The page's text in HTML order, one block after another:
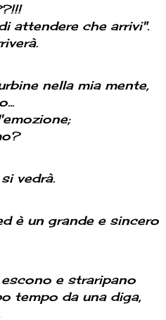
attendere che arrivi".
nella mia mente,
vedrà.
è un grande e sincero
e straripano
tempo da una diga,